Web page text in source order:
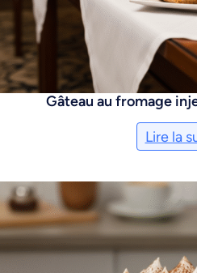
Gâteau au fromage
Lire la